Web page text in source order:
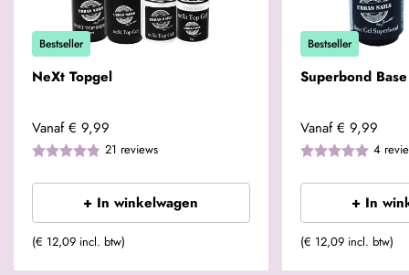
Bestseller
NeXt Topgel
Vanaf € 9,99
21 reviews
+ In winkelwagen
(€ 12,09 incl. btw)
Bestseller
Superbond
Vanaf € 9,99
4
+ In
(€ 12,09 incl. btw)